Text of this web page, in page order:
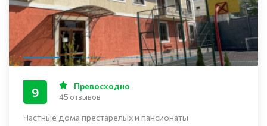
Частные дома престарелых и пансионаты
9 Превосходно
45 отзывов